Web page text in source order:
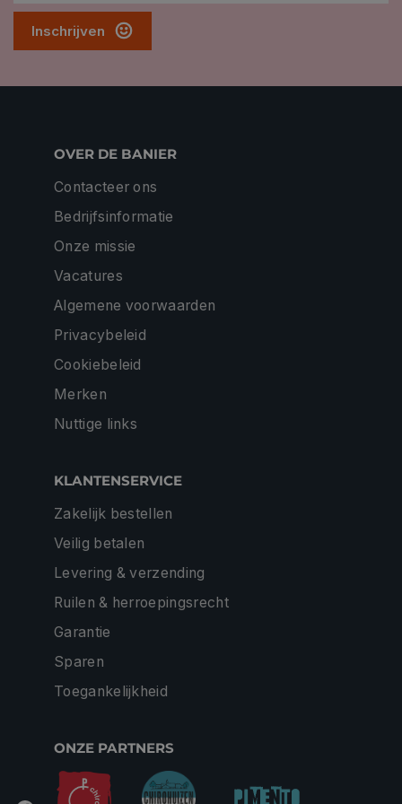
Inschrijven
OVER DE BANIER
Contacteer ons
Bedrijfsinformatie
Onze missie
Vacatures
Algemene voorwaarden
Privacybeleid
Cookiebeleid
Merken
Nuttige links
KLANTENSERVICE
Zakelijk bestellen
Veilig betalen
Levering & verzending
Ruilen & herroepingsrecht
Garantie
Sparen
Toegankelijkheid
ONZE PARTNERS